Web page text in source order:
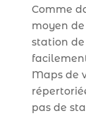
Comme
moyen
station de
Maps de
pas de